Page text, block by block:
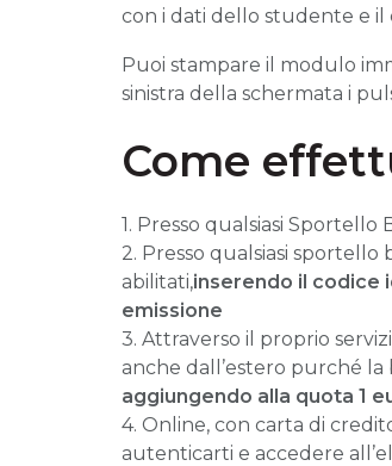
con i dati dello studente e il
Puoi stampare il modulo
sinistra della schermata i
Come
1. Presso qualsiasi
2. Presso qualsiasi sportello
abilitati,inserendo il codice
emissione
3. Attraverso il proprio
anche dall’estero purché la
aggiungendo alla quota 1
4. Online, con carta di
autenticarti e accedere